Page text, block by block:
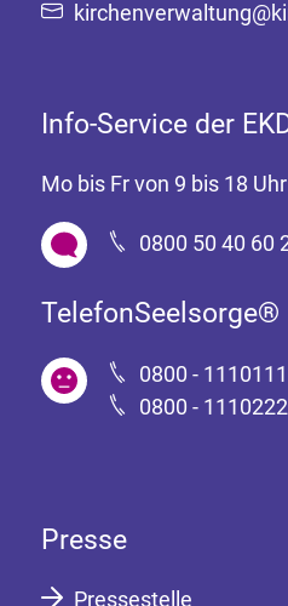
Info-Service der
Mo bis Fr von 9 bis 18
0800 50 40 60
TelefonSeelsorge®
0800 - 1110111
0800 - 1110222
Presse
Pressestelle